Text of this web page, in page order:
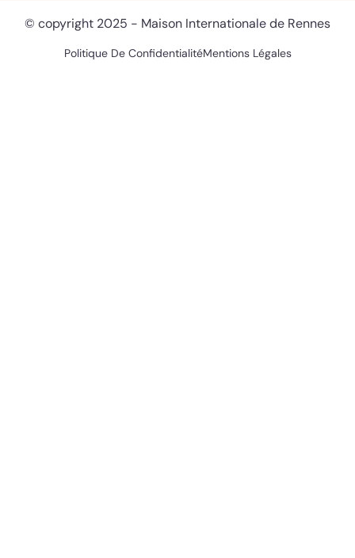
© copyright 2025 - Maison Internationale de Rennes
Politique De ConfidentialitéMentions Légales